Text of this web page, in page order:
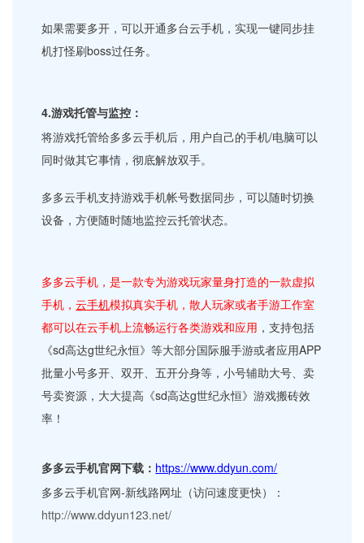
如果需要多开，可以开通多台云手机，实现一键同步挂
机打怪刷boss过任务。
4.游戏托管与监控：
将游戏托管给多多云手机后，用户自己的手机/电脑可以
同时做其它事情，彻底解放双手。
多多云手机支持游戏手机帐号数据同步，可以随时切换
设备，方便随时随地监控云托管状态。
多多云手机，是一款专为游戏玩家量身打造的一款虚拟
手机，云手机模拟真实手机，散人玩家或者手游工作室
都可以在云手机上流畅运行各类游戏和应用 ，支持包括
《sd高达g世纪永恒》等大部分国际服手游或者应用APP
批量小号多开、双开、五开分身等，小号辅助大号、卖
号卖资源，大大提高《sd高达g世纪永恒》游戏搬砖效
率！
多多云手机官网下载： https://www.ddyun.com/
多多云手机官网-新线路网址（访问速度更快）：
http://www.ddyun123.net/